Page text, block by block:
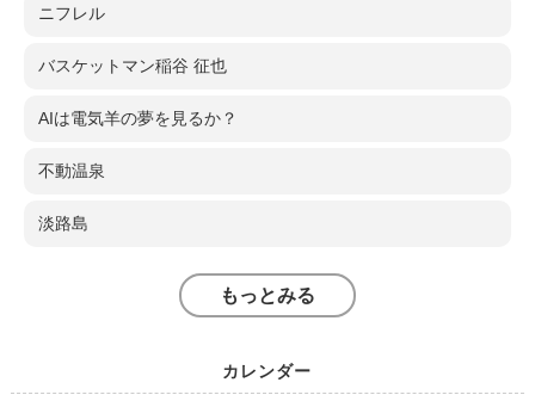
ニフレル
バスケットマン稲谷 征也
AIは電気羊の夢を見るか？
不動温泉
淡路島
もっとみる
カレンダー